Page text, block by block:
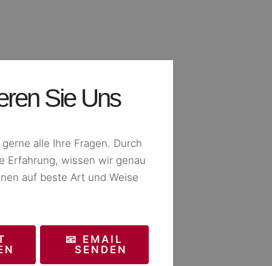
Sie Uns
alle Ihre Fragen. Durch
Erfahrung, wissen wir genau
auf beste Art und Weise
📧 EMAIL
SENDEN